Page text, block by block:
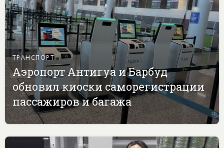
ТРАНСПОРТ
Аэропорт Антигуа и Барбуд
обновил киоски саморегистрации
пассажиров и багажа